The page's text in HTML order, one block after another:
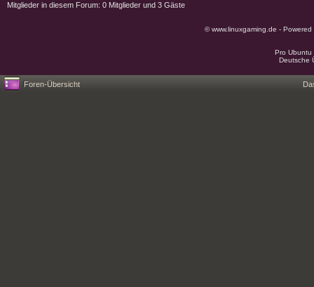
Mitglieder in diesem Forum: 0 Mitglieder und 3 Gäste
© www.linuxgaming.de -
Pro
Deutsche
Foren-Übersicht